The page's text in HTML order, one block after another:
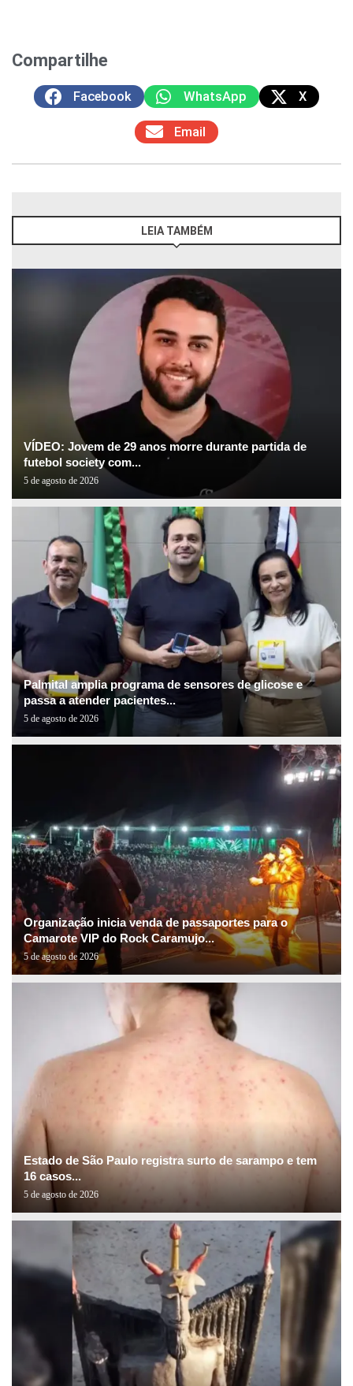
Compartilhe
Facebook WhatsApp X
Email
LEIA TAMBÉM
VÍDEO: Jovem de 29 anos morre durante partida de
futebol society com...
5 de agosto de 2026
Palmital amplia programa de sensores de glicose e
passa a atender pacientes...
5 de agosto de 2026
Organização inicia venda de passaportes para o
Camarote VIP do Rock Caramujo...
5 de agosto de 2026
Estado de São Paulo registra surto de sarampo e tem
16 casos...
5 de agosto de 2026